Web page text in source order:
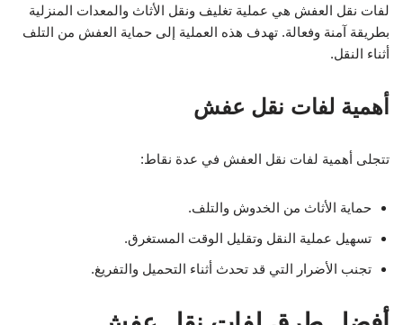
لفات نقل العفش هي عملية تغليف ونقل الأثاث والمعدات المنزلية
بطريقة آمنة وفعالة. تهدف هذه العملية إلى حماية العفش من التلف
أثناء النقل.
أهمية لفات نقل عفش
تتجلى أهمية لفات نقل العفش في عدة نقاط:
حماية الأثاث من الخدوش والتلف.
تسهيل عملية النقل وتقليل الوقت المستغرق.
تجنب الأضرار التي قد تحدث أثناء التحميل والتفريغ.